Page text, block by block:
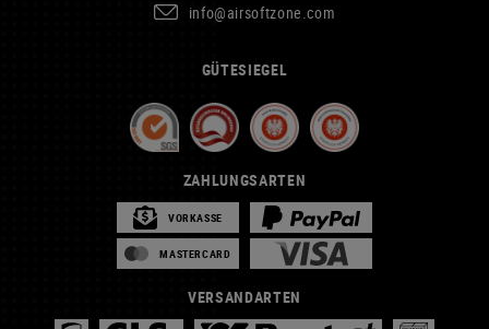
info@airsoftzone.com
GÜTESIEGEL
ZAHLUNGSARTEN
VORKASSE
MASTERCARD
VERSANDARTEN